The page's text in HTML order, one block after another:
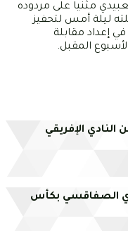
مثنيا على مردوده
ليلة أمس لتحفيز
إعداد مقابلة
المقبل.
الإفريقي
الصفاقسي بكأس